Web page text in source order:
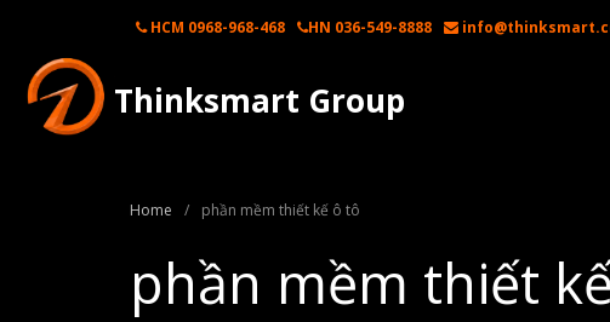
HCM 0968-968-468 HN 036-549-8888
Thinksmart Group
Home / phần mềm thiết kế ô tô
phần mềm thiết